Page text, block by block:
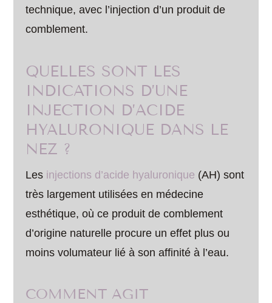
technique, avec l’injection d’un produit de
comblement.
QUELLES SONT LES
INDICATIONS D’UNE
INJECTION D’ACIDE
HYALURONIQUE DANS LE
NEZ ?
Les injections d’acide hyaluronique (AH) sont
très largement utilisées en médecine
esthétique, où ce produit de comblement
d’origine naturelle procure un effet plus ou
moins volumateur lié à son affinité à l’eau.
COMMENT AGIT